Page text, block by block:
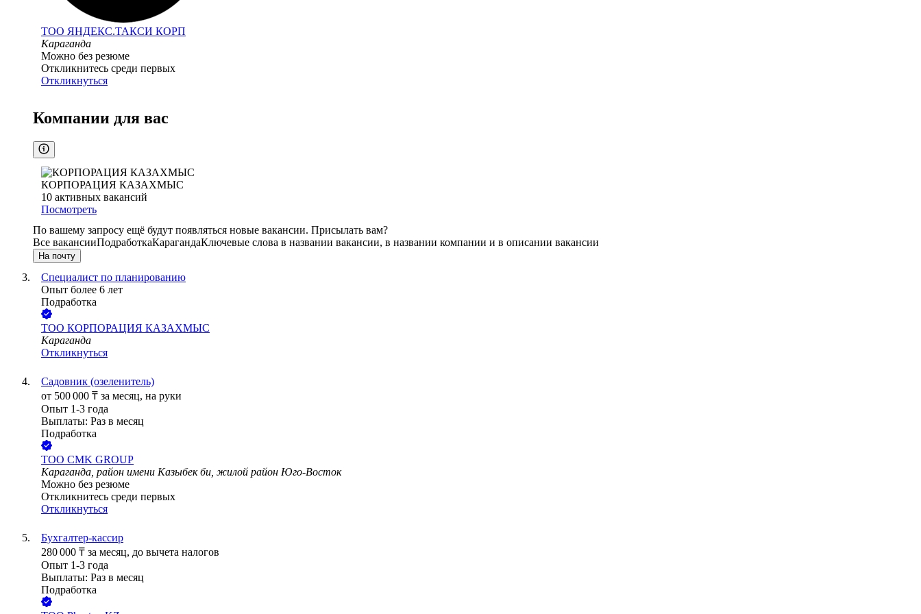
ТОО ЯНДЕКС.ТАКСИ КОРП
Караганда
Можно без резюме
Откликнитесь среди первых
Откликнуться
Компании для вас
КОРПОРАЦИЯ КАЗАХМЫС
10 активных вакансий
Посмотреть
По вашему запросу ещё будут появляться новые вакансии. Присылать вам?
Все вакансииПодработкаКарагандаКлючевые слова в названии вакансии, в названии компании и в описании вакансии
На почту
Специалист по планированию
Опыт более 6 лет
Подработка
ТОО КОРПОРАЦИЯ КАЗАХМЫС
Караганда
Откликнуться
Садовник (озеленитель)
от 500 000 ₸ за месяц, на руки
Опыт 1-3 года
Выплаты: Раз в месяц
Подработка
ТОО CMK GROUP
Караганда, район имени Казыбек би, жилой район Юго-Восток
Можно без резюме
Откликнитесь среди первых
Откликнуться
Бухгалтер-кассир
280 000 ₸ за месяц, до вычета налогов
Опыт 1-3 года
Выплаты: Раз в месяц
Подработка